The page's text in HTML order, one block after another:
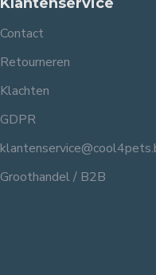
Contact
Retourneren
Klachten
GDPR
Groothandel / B2B